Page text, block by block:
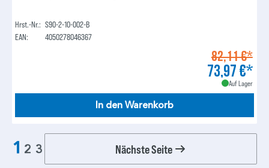
Hrst.-Nr.: S90-2-10-002-B
EAN:
4050278046367
82,11 €*
73,97 €*
Auf Lager
In den Warenkorb
1 2 3 Nächste Seite